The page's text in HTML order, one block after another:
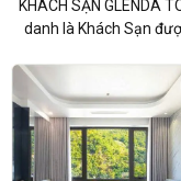
KHÁCH SẠN GLENDA
danh là Khách Sạn